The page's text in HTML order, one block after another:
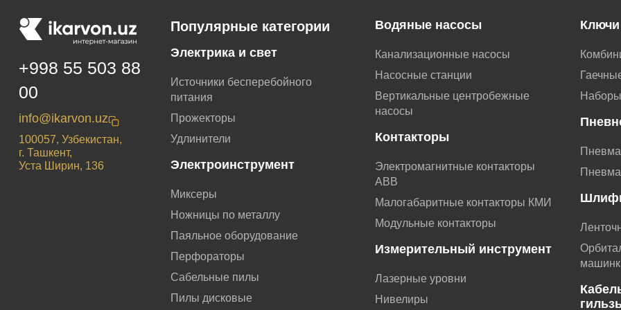
+998 55 503 88
00
info@ikarvon.uz
100057, Узбекистан,
г. Ташкент,
Уста Ширин, 136
Популярные категории
Электрика и свет
Источники бесперебойного
питания
Прожекторы
Удлинители
Электроинструмент
Миксеры
Ножницы по металлу
Паяльное оборудование
Перфораторы
Сабельные пилы
Пилы дисковые
Водяные насосы
Канализационные насосы
Насосные станции
Вертикальные центробежные
насосы
Контакторы
Электромагнитные контакторы
АВВ
Малогабаритные контакторы КМИ
Модульные контакторы
Измерительный инструмент
Лазерные уровни
Нивелиры
Ключи